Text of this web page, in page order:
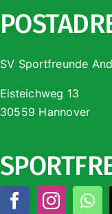
SV Sportfreunde
Eisteichweg 13
30559 Hannover